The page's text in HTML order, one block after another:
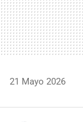
21 Mayo 2026